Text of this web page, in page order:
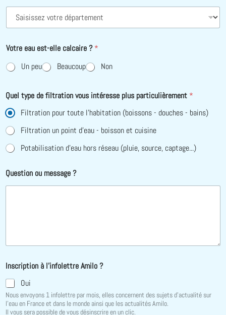
Votre eau est-elle calcaire ?*
Un peu
Beaucoup Non
Quel type de filtration vous intéresse plus particulièrement *
Filtration pour toute l'habitation (boissons - douches - bains)
Filtration un point d'eau - boisson et cuisine
Potabilisation d'eau hors réseau (pluie, source, captage...)
Question ou message ?
Inscription à l'infolettre Amilo ?
Oui
Nous envoyons 1 infolettre par mois, elles concernent des sujets d'actualité sur
l'eau en France et dans le monde ainsi que les actualités Amilo.
Il vous sera possible de vous désinscrire en un clic.